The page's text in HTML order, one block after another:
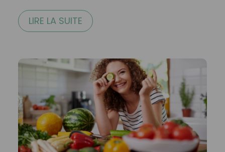
LIRE LA SUITE